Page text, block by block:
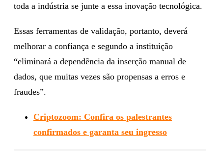
toda a indústria se junte a essa inovação tecnológica.
Essas ferramentas de validação, portanto, deverá
melhorar a confiança e segundo a instituição
“eliminará a dependência da inserção manual de
dados, que muitas vezes são propensas a erros e
fraudes”.
Criptozoom: Confira os palestrantes
confirmados e garanta seu ingresso